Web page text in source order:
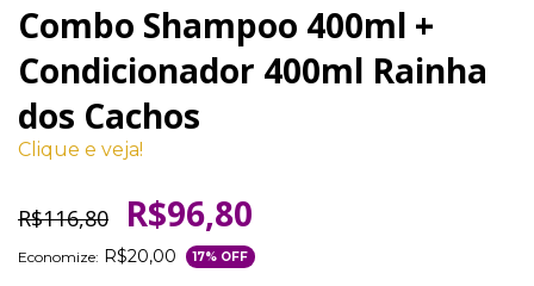
Combo Shampoo 400ml +
Condicionador 400ml Rainha
dos Cachos
Clique e veja!
R$116,80 R$96,80
Economize: R$20,00 17% OFF